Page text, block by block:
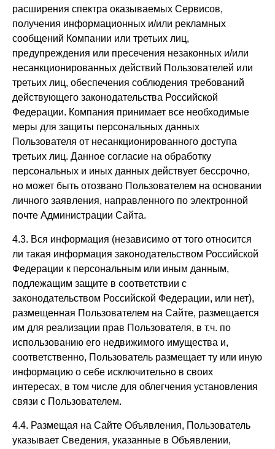
расширения спектра оказываемых Сервисов,
получения информационных и/или рекламных
сообщений Компании или третьих лиц,
предупреждения или пресечения незаконных и/или
несанкционированных действий Пользователей или
третьих лиц, обеспечения соблюдения требований
действующего законодательства Российской
Федерации. Компания принимает все необходимые
меры для защиты персональных данных
Пользователя от несанкционированного доступа
третьих лиц. Данное согласие на обработку
персональных и иных данных действует бессрочно,
но может быть отозвано Пользователем на основании
личного заявления, направленного по электронной
почте Администрации Сайта.
4.3. Вся информация (независимо от того относится
ли такая информация законодательством Российской
Федерации к персональным или иным данным,
подлежащим защите в соответствии с
законодательством Российской Федерации, или нет),
размещенная Пользователем на Сайте, размещается
им для реализации прав Пользователя, в т.ч. по
использованию его недвижимого имущества и,
соответственно, Пользователь размещает ту или иную
информацию о себе исключительно в своих
интересах, в том числе для облегчения установления
связи с Пользователем.
4.4. Размещая на Сайте Объявления, Пользователь
указывает Сведения, указанные в Объявлении,